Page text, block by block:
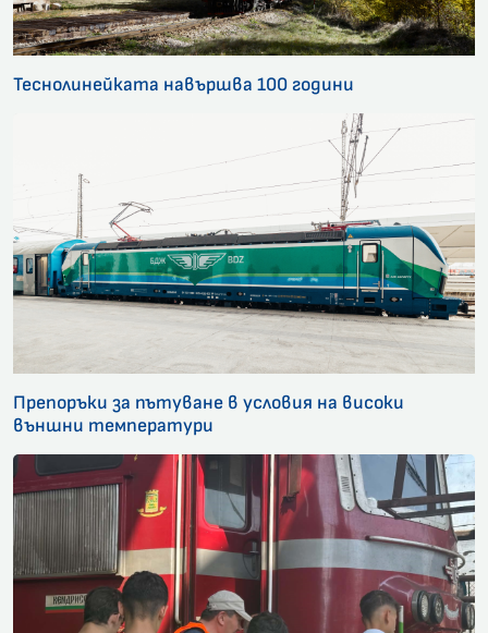
Теснолинейката навършва 100 години
Препоръки за пътуване в условия на високи
външни температури